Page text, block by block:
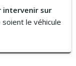
intervenir sur
soient le véhicule